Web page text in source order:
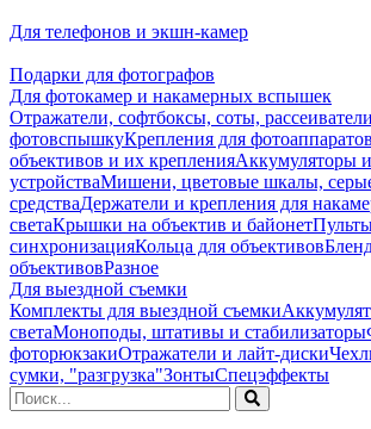
Для телефонов и экшн-камер
Подарки для фотографов
Для фотокамер и накамерных вспышек
Отражатели, софтбоксы, соты,
фотовспышкуКрепления для фотоаппаратов
объективов и их крепленияАккумуляторы
устройстваМишени, цветовые шкалы,
средстваДержатели и крепления для
светаКрышки на объектив и байонет
синхронизацияКольца для объективов
объективовРазное
Для выездной съемки
Комплекты для выездной съемки
светаМоноподы, штативы и стабилизаторы
фоторюкзакиОтражатели и лайт-диски
сумки, "разгрузка"ЗонтыСпецэффекты